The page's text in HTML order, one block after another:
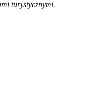
turystycznymi.